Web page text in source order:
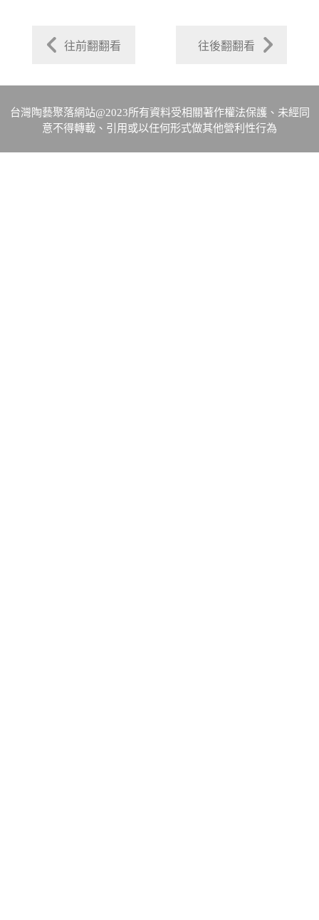
往前翻翻看 往後翻翻看
台灣陶藝聚落網站@2023所有資料受相關著作權法保護、未經同
意不得轉載、引用或以任何形式做其他營利性行為